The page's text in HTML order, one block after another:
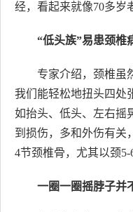
经，看起来就像70多岁
“低头族”易患颈椎
专家介绍，颈椎虽
我们能轻松地扭头四处
如抬头、低头、左右摇
到损伤，多和外伤有关
4节颈椎骨，尤其以颈5-
一圈一圈摇脖子并